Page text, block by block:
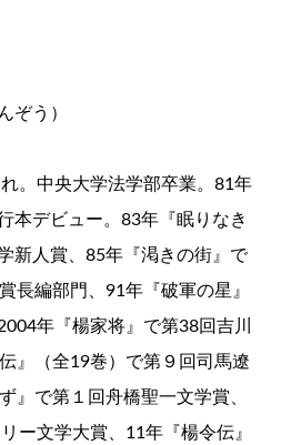
ぞう）
。中央大学法学部卒業。81年
本デビュー。83年『眠りなき
新人賞、85年『渇きの街』で
長編部門、91年『破軍の星』
年『楊家将』で第38回吉川
』（全19巻）で第９回司馬遼
』で第１回舟橋聖一文学賞、
ー文学大賞、11年『楊令伝』